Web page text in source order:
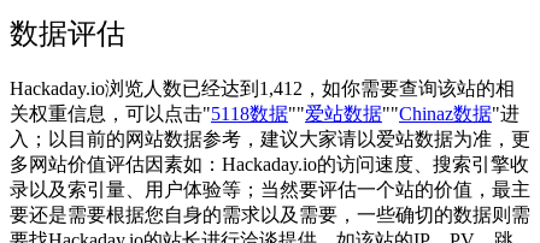
数据评估
Hackaday.io浏览人数已经达到1,412，如你需要查询该站的相
关权重信息，可以点击"5118数据""爱站数据""Chinaz数据"进
入；以目前的网站数据参考，建议大家请以爱站数据为准，更
多网站价值评估因素如：Hackaday.io的访问速度、搜索引擎收
录以及索引量、用户体验等；当然要评估一个站的价值，最主
要还是需要根据您自身的需求以及需要，一些确切的数据则需